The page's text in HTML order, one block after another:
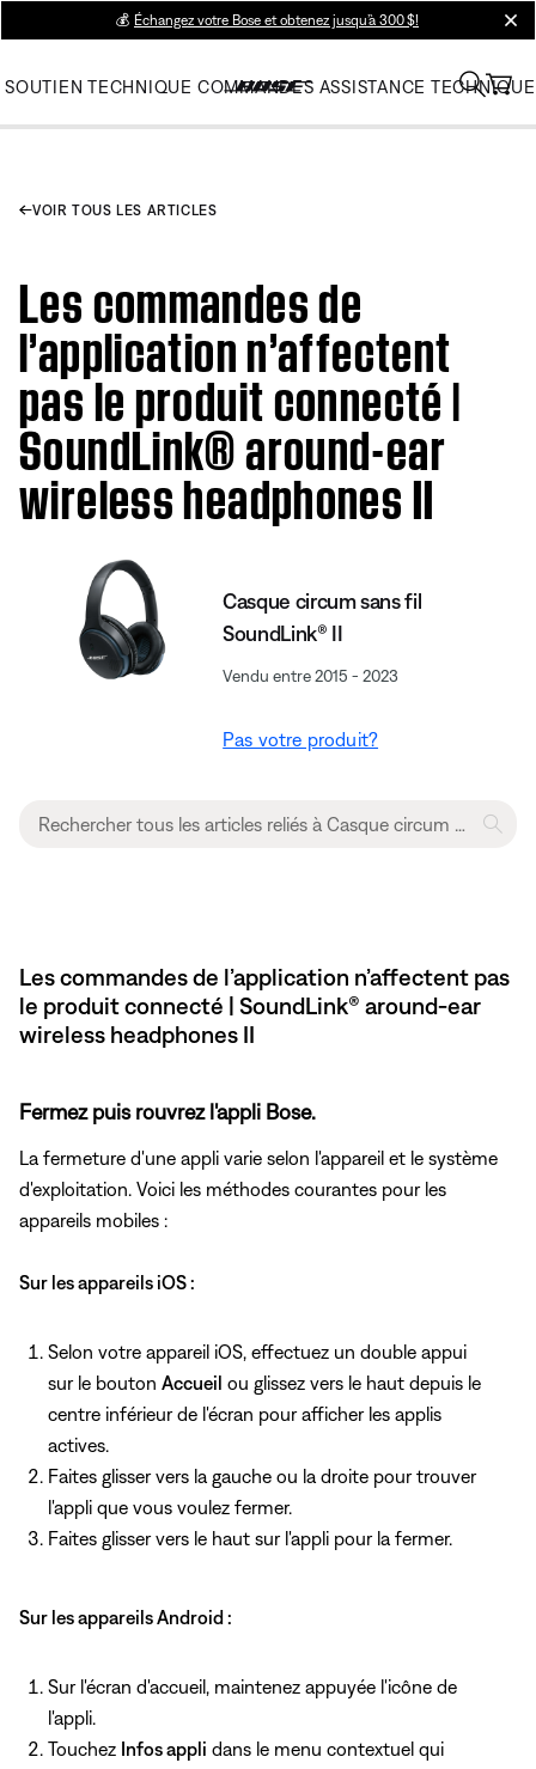
💰 Échangez votre Bose et obtenez jusqu’à 300 $!
SOUTIEN TECHNIQUE COMMANDES ASSISTANCE TECHNIQUE
VOIR TOUS LES ARTICLES
Les commandes de
l’application n’affectent
pas le produit connecté |
SoundLink® around-ear
wireless headphones II
Casque circum sans fil
SoundLink® II
Vendu entre 2015 - 2023
Pas votre produit?
Les commandes de l’application n’affectent pas
le produit connecté | SoundLink® around-ear
wireless headphones II
Fermez puis rouvrez l'appli Bose.
La fermeture d'une appli varie selon l'appareil et le système
d'exploitation. Voici les méthodes courantes pour les
appareils mobiles :
Sur les appareils iOS :
Selon votre appareil iOS, effectuez un double appui
sur le bouton Accueil ou glissez vers le haut depuis le
centre inférieur de l'écran pour afficher les applis
actives.
Faites glisser vers la gauche ou la droite pour trouver
l'appli que vous voulez fermer.
Faites glisser vers le haut sur l'appli pour la fermer.
Sur les appareils Android :
Sur l'écran d'accueil, maintenez appuyée l'icône de
l'appli.
Touchez Infos appli dans le menu contextuel qui